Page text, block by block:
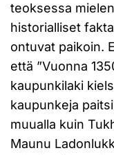
teoksessa
historialliset
ontuvat paikoin.
että ”Vuonna
kaupunkilaki
kaupunkeja
muualla kuin
Maunu